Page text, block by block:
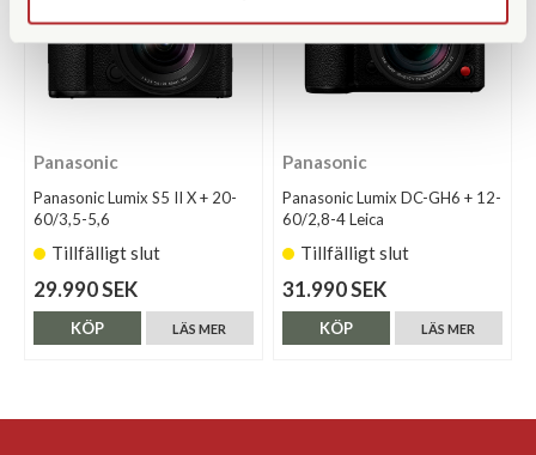
Panasonic
Panasonic Lumix S5 II X + 20-
60/3,5-5,6
Tillfälligt slut
29.990 SEK
LÄS MER
KÖP
Panasonic
Panasonic Lumix DC-GH6 + 12-
60/2,8-4 Leica
Tillfälligt slut
31.990 SEK
LÄS MER
KÖP